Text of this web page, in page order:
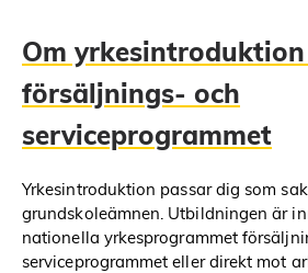
Om
försäljnings- och
serviceprogrammet
Yrkesintroduktion passar dig som
grundskoleämnen. Utbildningen är
nationella yrkesprogrammet
serviceprogrammet eller direkt mot